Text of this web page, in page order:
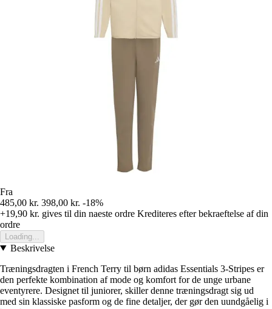
Fra
485,00 kr. 398,00 kr. -18%
+19,90 kr. gives til din naeste ordre Krediteres efter bekraeftelse af din
ordre
Loading...
Beskrivelse
Træningsdragten i French Terry til børn adidas Essentials 3-Stripes er
den perfekte kombination af mode og komfort for de unge urbane
eventyrere. Designet til juniorer, skiller denne træningsdragt sig ud
med sin klassiske pasform og de fine detaljer, der gør den uundgåelig i